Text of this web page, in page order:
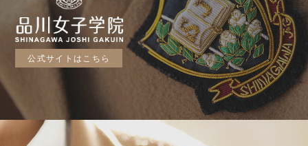
公式サイトはこちら